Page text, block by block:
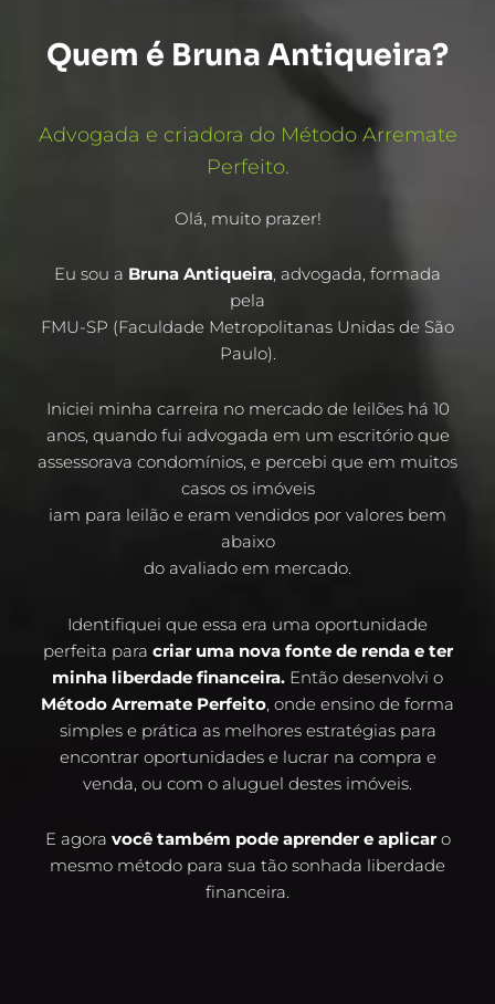
Quem é Bruna Antiqueira?
Advogada e criadora do Método Arremate
Perfeito.
Olá, muito prazer!
Eu sou a Bruna Antiqueira, advogada, formada
pela
FMU-SP (Faculdade Metropolitanas Unidas de São
Paulo).
Iniciei minha carreira no mercado de leilões há 10
anos, quando fui advogada em um escritório que
assessorava condomínios, e percebi que em muitos
casos os imóveis
iam para leilão e eram vendidos por valores bem
abaixo
do avaliado em mercado.
Identifiquei que essa era uma oportunidade
perfeita para criar uma nova fonte de renda e ter
minha liberdade financeira. Então desenvolvi o
Método Arremate Perfeito, onde ensino de forma
simples e prática as melhores estratégias para
encontrar oportunidades e lucrar na compra e
venda, ou com o aluguel destes imóveis.
E agora você também pode aprender e aplicaro
mesmo método para sua tão sonhada liberdade
financeira.